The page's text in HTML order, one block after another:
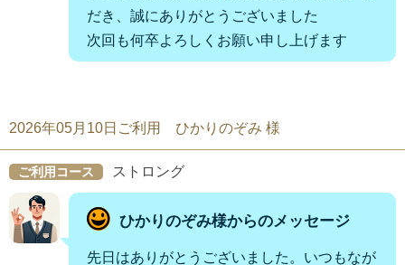
だき、誠にありがとうございました
次回も何卒よろしくお願い申し上げます
2026年05月10日ご利用 ひかりのぞみ 様
ご利用コース ストロング
ひかりのぞみ様からのメッセージ
先日はありがとうございました。いつもなが